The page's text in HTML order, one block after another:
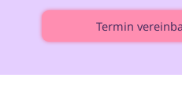
Termin